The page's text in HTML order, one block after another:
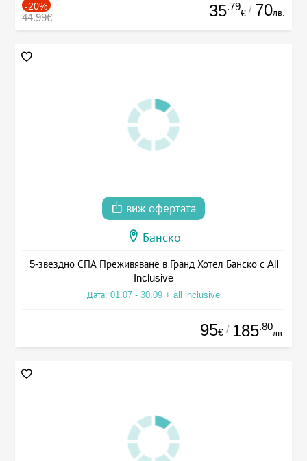
-20%
44.99€ 35.79
€ / 70лв.
виж офертата
Банско
5-звездно СПА Преживяване в Гранд Хотел Банско с All
Inclusive
Дата: 01.07 - 30.09 + all inclusive
95€ / 185.80
лв.